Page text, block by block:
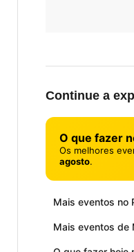
Continue a
O que fazer
Os melhores
agosto.
Mais eventos no
Mais eventos de